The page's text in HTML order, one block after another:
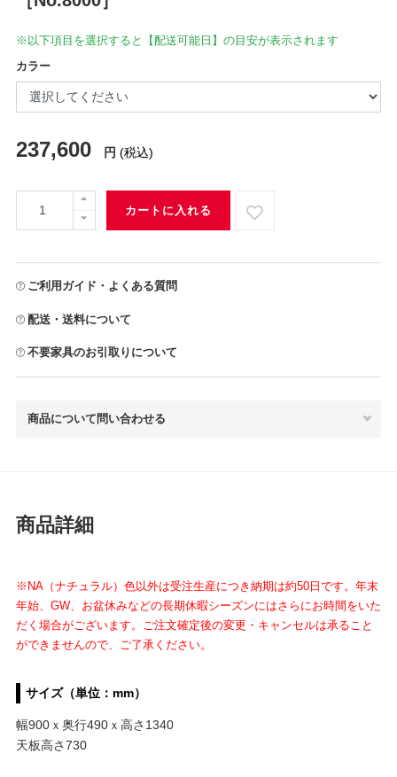
※以下項目を選択すると【配送可能日】の目安が表示されます
カラー
237,600 円 (税込)
カートに入れる
ご利用ガイド・よくある質問
配送・送料について
不要家具のお引取りについて
商品について問い合わせる
商品詳細
※NA（ナチュラル）色以外は受注生産につき納期は約50日です。年末
年始、GW、お盆休みなどの長期休暇シーズンにはさらにお時間をいた
だく場合がございます。ご注文確定後の変更・キャンセルは承ること
ができませんので、ご了承ください。
サイズ（単位：mm）
幅900ｘ奥行490ｘ高さ1340
天板高さ730